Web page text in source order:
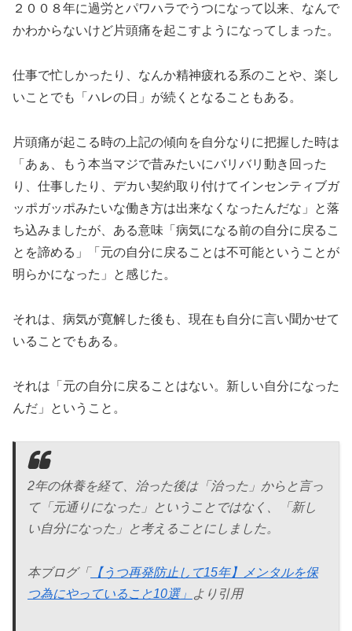
２００８年に過労とパワハラでうつになって以来、なんで
かわからないけど片頭痛を起こすようになってしまった。
仕事で忙しかったり、なんか精神疲れる系のことや、楽し
いことでも「ハレの日」が続くとなることもある。
片頭痛が起こる時の上記の傾向を自分なりに把握した時は
「あぁ、もう本当マジで昔みたいにバリバリ動き回った
り、仕事したり、デカい契約取り付けてインセンティブガ
ッポガッポみたいな働き方は出来なくなったんだな」と落
ち込みましたが、ある意味「病気になる前の自分に戻るこ
とを諦める」「元の自分に戻ることは不可能ということが
明らかになった」と感じた。
それは、病気が寛解した後も、現在も自分に言い聞かせて
いることでもある。
それは「元の自分に戻ることはない。新しい自分になった
んだ」ということ。
2年の休養を経て、治った後は「治った」からと言っ
て「元通りになった」ということではなく、「新し
い自分になった」と考えることにしました。
本ブログ「
【うつ再発防止して15年】メンタルを保
つ為にやっていること10選」
より引用